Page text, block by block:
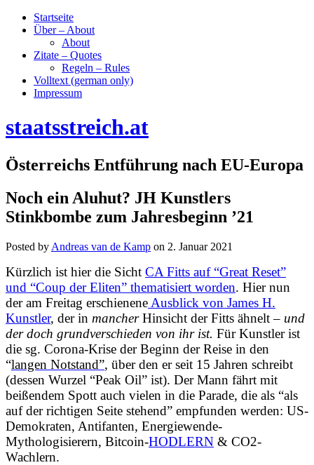
Startseite
Über – About
About
Zitate – Quotes
Regeln – Rules
Volltext (german only)
Impressum
staatsstreich.at
Österreichs Entführung nach EU-Europa
Noch ein Aluhut? JH Kunstlers
Stinkbombe zum Jahresbeginn ’21
Posted by Andreas van de Kamp on 2. Januar 2021
Kürzlich ist hier die Sicht CA Fitts auf “Great Reset”
und “Coup der Eliten” thematisiert worden. Hier nun
der am Freitag erschienene Ausblick von James H.
Kunstler, der in mancherHinsicht der Fitts ähnelt – und
derdoch grundverschieden von ihr ist. Für Kunstler ist
die sg. Corona-Krise der Beginn der Reise in den
“langen Notstand”, über den er seit 15 Jahren schreibt
(dessen Wurzel “Peak Oil” ist). Der Mann fährt mit
beißendem Spott auch vielen in die Parade, die als “als
auf der richtigen Seite stehend” empfunden werden: US-
Demokraten, Antifanten, Energiewende-
Mythologisierern, Bitcoin-HODLERN & CO2-
Wachlern.